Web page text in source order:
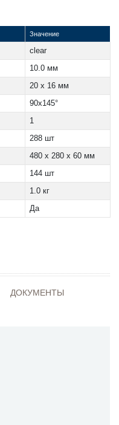
Значение
clear
10.0 мм
20 x 16 мм
90x145°
1
288 шт
480 x 280 x 60 мм
144 шт
1.0 кг
Да
ДОКУМЕНТЫ